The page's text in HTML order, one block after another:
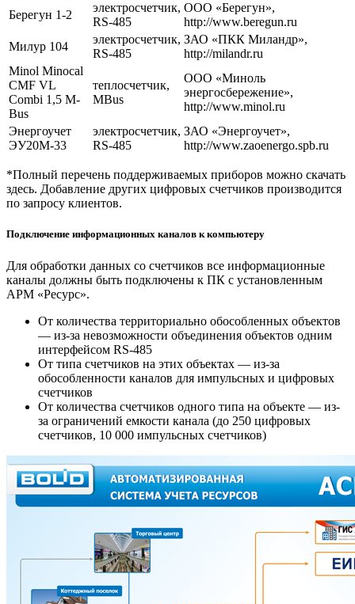
Берегун 1-2
электросчетчик,
RS-485
ООО «Берегун»,
http://www.beregun.ru
Милур 104
электросчетчик,
RS-485
ЗАО «ПКК Миландр»,
http://milandr.ru
Minol Minocal
CMF VL
Combi 1,5 M-
Bus
теплосчетчик,
MBus
ООО «Миноль
энергосбережение»,
http://www.minol.ru
Энергоучет
ЭУ20М-33
электросчетчик,
RS-485
ЗАО «Энергоучет»,
http://www.zaoenergo.spb.ru
*Полный перечень поддерживаемых приборов можно скачать
здесь. Добавление других цифровых счетчиков производится
по запросу клиентов.
Подключение информационных каналов к компьютеру
Для обработки данных со счетчиков все информационные
каналы должны быть подключены к ПК с установленным
АРМ «Ресурс».
От количества территориально обособленных объектов
— из-за невозможности объединения объектов одним
интерфейсом RS-485
От типа счетчиков на этих объектах — из-за
обособленности каналов для импульсных и цифровых
счетчиков
От количества счетчиков одного типа на объекте — из-
за ограничений емкости канала (до 250 цифровых
счетчиков, 10 000 импульсных счетчиков)